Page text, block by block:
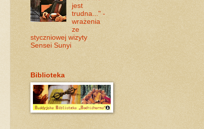
jest
trudna..." -
wrażenia
ze
styczniowej wizyty
Sensei Sunyi
Biblioteka